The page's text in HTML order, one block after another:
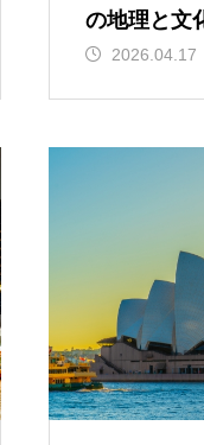
の地理と文
2026.04.17